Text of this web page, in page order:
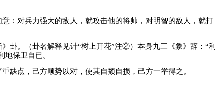
：对兵力强大的敌人，就攻击他的将帅，对明智的敌人，就打
卦。（卦名解释见计“树上开花”注②）本身九三《象》辞：“利
保卫自已。
缺点，己方顺势以对，使其自颓自损，己方一举得之。